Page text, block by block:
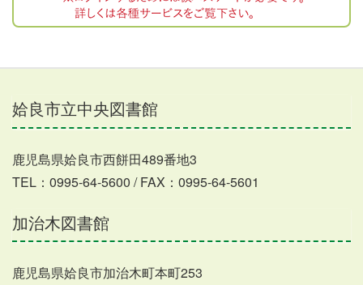
姶良市立中央図書館
鹿児島県姶良市西餅田489番地3
TEL：0995-64-5600 / FAX：0995-64-5601
加治木図書館
鹿児島県姶良市加治木町本町253